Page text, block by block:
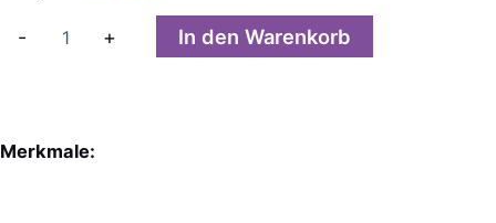
- + In den Warenkorb
Merkmale: